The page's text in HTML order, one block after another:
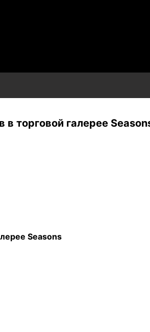
торговой галерее
Seasons